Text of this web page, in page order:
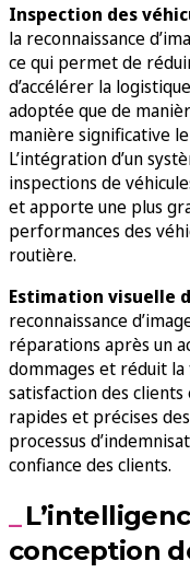
Inspection des
la reconnaissance
ce qui permet de
d’accélérer la
adoptée que de
manière significative
L’intégration d’un
inspections de
et apporte une plus
performances des
routière.
Estimation visuelle
reconnaissance
réparations après un
dommages et réduit
satisfaction des
rapides et précises
processus
confiance des clients.
conception